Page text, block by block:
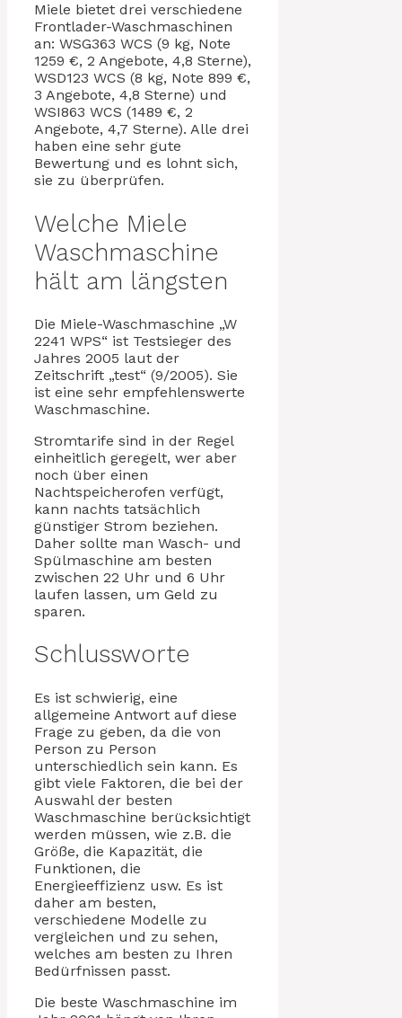
Miele bietet drei verschiedene
Frontlader-Waschmaschinen
an: WSG363 WCS (9 kg, Note
1259 €, 2 Angebote, 4,8 Sterne),
WSD123 WCS (8 kg, Note 899 €,
3 Angebote, 4,8 Sterne) und
WSI863 WCS (1489 €, 2
Angebote, 4,7 Sterne). Alle drei
haben eine sehr gute
Bewertung und es lohnt sich,
sie zu überprüfen.
Welche Miele
Waschmaschine
hält am längsten
Die Miele-Waschmaschine „W
2241 WPS“ ist Testsieger des
Jahres 2005 laut der
Zeitschrift „test“ (9/2005). Sie
ist eine sehr empfehlenswerte
Waschmaschine.
Stromtarife sind in der Regel
einheitlich geregelt, wer aber
noch über einen
Nachtspeicherofen verfügt,
kann nachts tatsächlich
günstiger Strom beziehen.
Daher sollte man Wasch- und
Spülmaschine am besten
zwischen 22 Uhr und 6 Uhr
laufen lassen, um Geld zu
sparen.
Schlussworte
Es ist schwierig, eine
allgemeine Antwort auf diese
Frage zu geben, da die von
Person zu Person
unterschiedlich sein kann. Es
gibt viele Faktoren, die bei der
Auswahl der besten
Waschmaschine berücksichtigt
werden müssen, wie z.B. die
Größe, die Kapazität, die
Funktionen, die
Energieeffizienz usw. Es ist
daher am besten,
verschiedene Modelle zu
vergleichen und zu sehen,
welches am besten zu Ihren
Bedürfnissen passt.
Die beste Waschmaschine im